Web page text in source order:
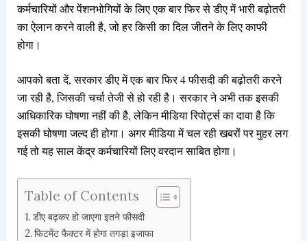
कर्मचारियों और पेंशनभोगियों के लिए एक बार फिर से डीए में भारी बढ़ोतरी
का ऐलान करने वाली है, जो हर किसी का दिल जीतने के लिए काफी
होगा।
आपको बता दें, सरकार डीए में एक बार फिर 4 फीसदी की बढ़ोतरी करने
जा रही है, जिसकी चर्चा तेजी से हो रही है। सरकार ने अभी तक इसकी
आधिकारिक घोषणा नहीं की है, लेकिन मीडिया रिपोर्ट्स का दावा है कि
इसकी घोषणा जल्द ही होगा। अगर मीडिया में चल रही खबरों पर मुहर लग
गई तो यह साल केंद्र कर्मचारियों लिए वरदान साबित होगा।
Table of Contents
डीए बढ़कर हो जाएगा इतने फीसदी
फिटमेंट फैक्टर में होगा तगड़ा इजाफा